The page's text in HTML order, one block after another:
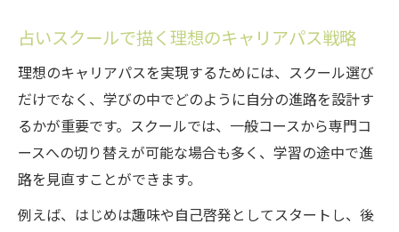
占いスクールで描く理想のキャリアパス戦略
理想のキャリアパスを実現するためには、スクール選び
だけでなく、学びの中でどのように自分の進路を設計す
るかが重要です。スクールでは、一般コースから専門コ
ースへの切り替えが可能な場合も多く、学習の途中で進
路を見直すことができます。
例えば、はじめは趣味や自己啓発としてスタートし、後